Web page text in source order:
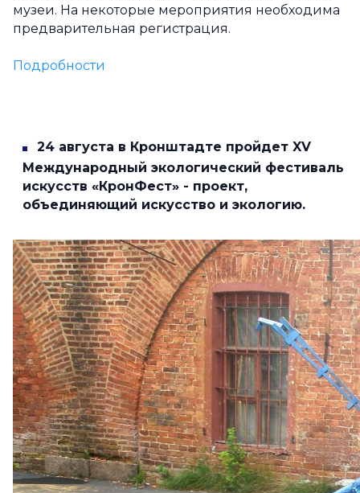
музеи. На некоторые мероприятия необходима
предварительная регистрация.
Подробности
24 августа в Кронштадте пройдет XV
Международный экологический фестиваль
искусств «КронФест» - проект,
объединяющий искусство и экологию.